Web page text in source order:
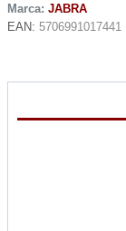
Marca: JABRA
EAN: 5706991017441